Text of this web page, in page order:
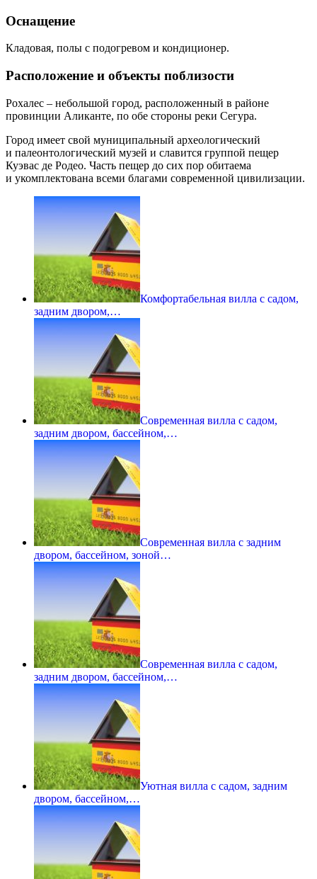
Оснащение
Кладовая, полы с подогревом и кондиционер.
Расположение и объекты поблизости
Рохалес – небольшой город, расположенный в районе
провинции Аликанте, по обе стороны реки Сегура.
Город имеет свой муниципальный археологический
и палеонтологический музей и славится группой пещер
Куэвас де Родео. Часть пещер до сих пор обитаема
и укомплектована всеми благами современной цивилизации.
Комфортабельная вилла с садом,
задним двором,…
Современная вилла с садом,
задним двором, бассейном,…
Современная вилла с задним
двором, бассейном, зоной…
Современная вилла с садом,
задним двором, бассейном,…
Уютная вилла с садом, задним
двором, бассейном,…